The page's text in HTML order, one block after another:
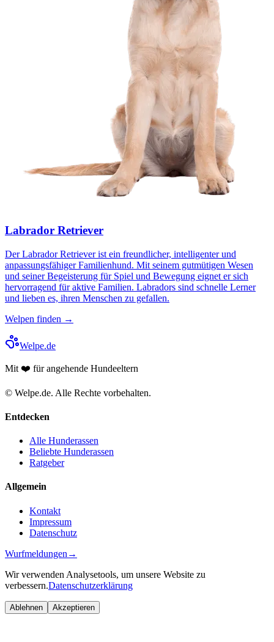
Labrador Retriever
Der Labrador Retriever ist ein freundlicher, intelligenter und
anpassungsfähiger Familienhund. Mit seinem gutmütigen Wesen
und seiner Begeisterung für Spiel und Bewegung eignet er sich
hervorragend für aktive Familien. Labradors sind schnelle Lerner
und lieben es, ihren Menschen zu gefallen.
Welpen finden →
Welpe.de
Mit ❤️ für angehende Hundeeltern
© Welpe.de. Alle Rechte vorbehalten.
Entdecken
Alle Hunderassen
Beliebte Hunderassen
Ratgeber
Allgemein
Kontakt
Impressum
Datenschutz
Wurfmeldungen →
Wir verwenden Analysetools, um unsere Website zu
verbessern.Datenschutzerklärung
Ablehnen Akzeptieren